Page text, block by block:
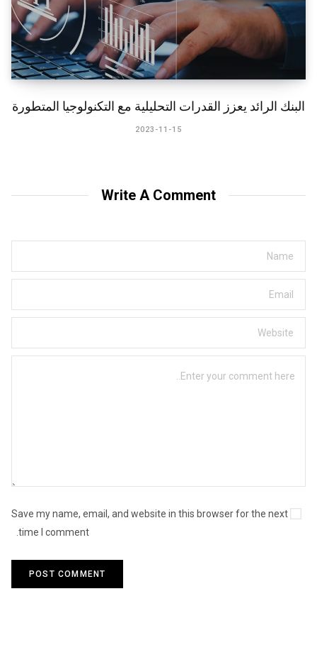
البنك الرائد يعزز القدرات التحليلية مع التكنولوجيا المتطورة
2023-11-15
Write A Comment
Save my name, email, and website in this browser for the next
time I comment.